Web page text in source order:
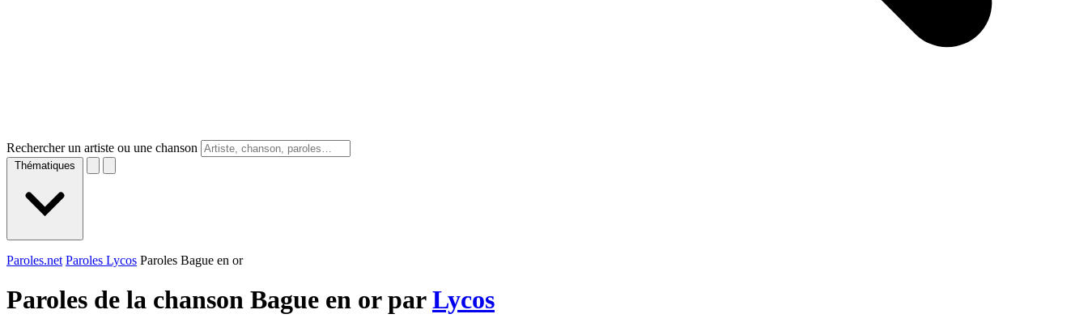
Rechercher un artiste ou une chanson
Thématiques
Paroles.net Paroles Lycos Paroles Bague en or
Paroles de la chanson Bague en or parLycos